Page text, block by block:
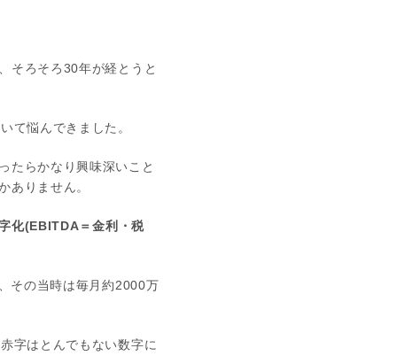
そろそろ30年が経とうと
て悩んできました。
たらかなり興味深いこと
ありません。
化(EBITDA＝金利・税
その当時は毎月約2000万
字はとんでもない数字に